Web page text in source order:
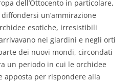
dell’Ottocento in particolare,
un’ammirazione
esotiche, irresistibili
nei giardini e negli orti
dei nuovi mondi, circondati
un periodo in cui le orchidee
apposta per rispondere alla